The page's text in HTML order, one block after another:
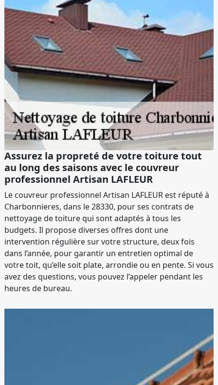
Assurez la propreté de votre toiture tout
au long des saisons avec le couvreur
professionnel Artisan LAFLEUR
Le couvreur professionnel Artisan LAFLEUR est réputé à
Charbonnieres, dans le 28330, pour ses contrats de
nettoyage de toiture qui sont adaptés à tous les
budgets. Il propose diverses offres dont une
intervention régulière sur votre structure, deux fois
dans l’année, pour garantir un entretien optimal de
votre toit, qu’elle soit plate, arrondie ou en pente. Si vous
avez des questions, vous pouvez l’appeler pendant les
heures de bureau.